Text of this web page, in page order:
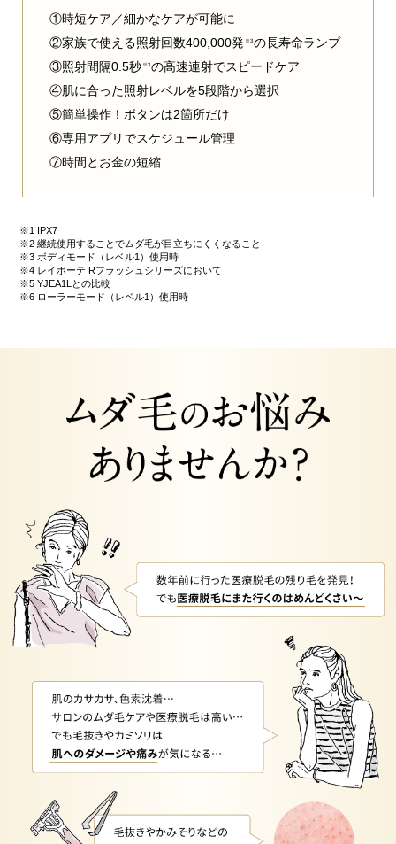
①時短ケア／細かなケアが可能に
②家族で使える照射回数400,000発 ※3の長寿命ランプ
③照射間隔0.5秒 ※3の高速連射でスピードケア
④肌に合った照射レベルを5段階から選択
⑤簡単操作！ボタンは2箇所だけ
⑥専用アプリでスケジュール管理
⑦時間とお金の短縮
※1 IPX7
※2 継続使用することでムダ毛が目立ちにくくなること
※3 ボディモード（レベル1）使用時
※4 レイボーテ Rフラッシュシリーズにおいて
※5 YJEA1Lとの比較
※6 ローラーモード（レベル1）使用時